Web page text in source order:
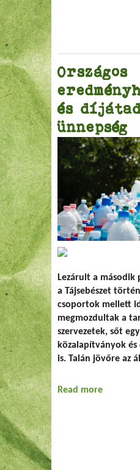
Országos
és
ünnepség
Lezárult a
a Tájsebészet
csoportok mellett
megmozdultak a
szervezetek, sőt
közalapítványok
is. Talán jövőre az
Read more about